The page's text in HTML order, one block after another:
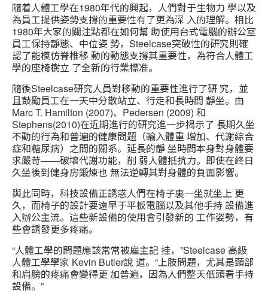
隨着人體工學在1980年代的興起，人們對于生物力 學以及
為員工提供姿勢支撐的重要性有了更為深 入的理解。相比
1980年大家的關注點都在如何幫 助使用台式電腦的辦公室
員工保持靜態、中位姿 勢，Steelcase突破性的研究則確
認了能模仿脊椎移 動的動態支撐其重要性，為符合人體工
學的座椅樹立 了全新的行業標准。
隨後Steelcase研究人員對移動的重要性進行了研 究，並
且鼓勵員工在一天中分散站立、行走和長時間 靜坐。由
Marc T. Hamilton (2007)、Pedersen (2009) 和
Stephens(2010)在近期進行的研究進一步揭示了 長期久坐
不動的行為和普遍的健康問題（輸入體重 增加、代謝綜合
症和糖尿病）之間的關系。延長的靜 坐時間本身對身體要
求嚴苛——破壞代謝功能，削 弱人體抵抗力。即使在終日
久坐後到健身房鍛煉也 無法逆轉其對身體的負面影響。
與此同時，科技設備正誘惑人們在椅子裏一坐就坐上 更
久，而椅子的設計要遠早于平板電腦以及其他手持 設備進
入辦公主流。這些新設備的使用會引發新的 工作姿勢，有
些會誘發更多疼痛。
“人體工學的問題應該常常被雇主記 挂，”Steelcase 高級
人體工學學家 Kevin Butler說 道。“上肢問題，尤其是頸部
和肩膀的疼痛會變得更 加普遍，因為人們整天低頭看手持
設備。”